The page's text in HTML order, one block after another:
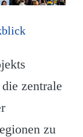
zentrale
zu